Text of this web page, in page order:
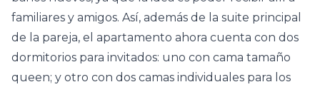
familiares y amigos. Así, además de la suite principal
de la pareja, el apartamento ahora cuenta con dos
dormitorios para invitados: uno con cama tamaño
queen; y otro con dos camas individuales para los